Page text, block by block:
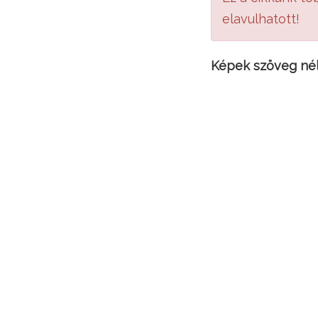
elavulhatott!
Képek szöveg